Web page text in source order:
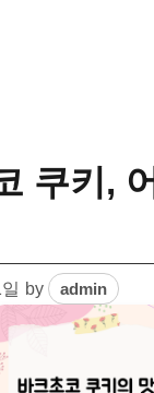
쿠키,
by admin